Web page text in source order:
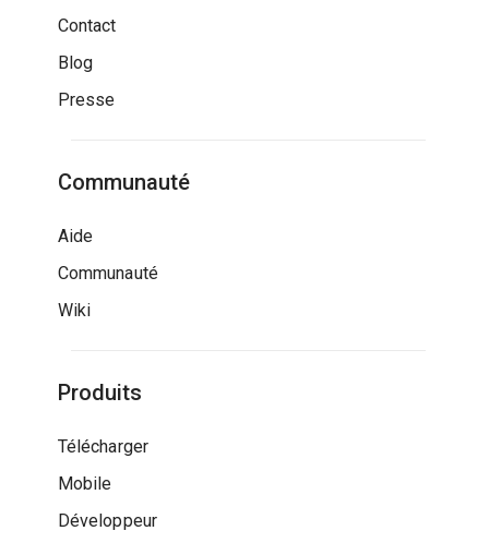
Contact
Blog
Presse
Communauté
Aide
Communauté
Wiki
Produits
Télécharger
Mobile
Développeur